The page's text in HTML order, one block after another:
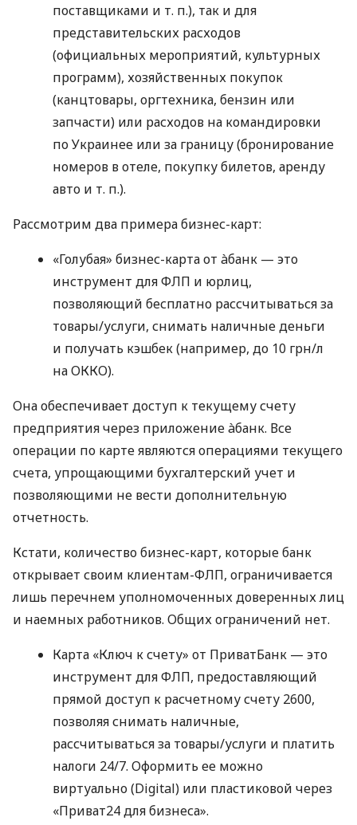
поставщиками и т. п.), так и для
представительских расходов
(официальных мероприятий, культурных
программ), хозяйственных покупок
(канцтовары, оргтехника, бензин или
запчасти) или расходов на командировки
по Украинее или за границу (бронирование
номеров в отеле, покупку билетов, аренду
авто и т. п.).
Рассмотрим два примера бизнес-карт:
«Голубая» бизнес-карта от àбанк — это
инструмент для ФЛП и юрлиц,
позволяющий бесплатно рассчитываться за
товары/услуги, снимать наличные деньги
и получать кэшбек (например, до 10 грн/л
на ОККО).
Она обеспечивает доступ к текущему счету
предприятия через приложение àбанк. Все
операции по карте являются операциями текущего
счета, упрощающими бухгалтерский учет и
позволяющими не вести дополнительную
отчетность.
Кстати, количество бизнес-карт, которые банк
открывает своим клиентам-ФЛП, ограничивается
лишь перечнем уполномоченных доверенных лиц
и наемных работников. Общих ограничений нет.
Карта «Ключ к счету» от ПриватБанк — это
инструмент для ФЛП, предоставляющий
прямой доступ к расчетному счету 2600,
позволяя снимать наличные,
рассчитываться за товары/услуги и платить
налоги 24/7. Оформить ее можно
виртуально (Digital) или пластиковой через
«Приват24 для бизнеса».